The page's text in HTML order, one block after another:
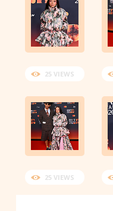
25 VIEWS
25 VIEWS